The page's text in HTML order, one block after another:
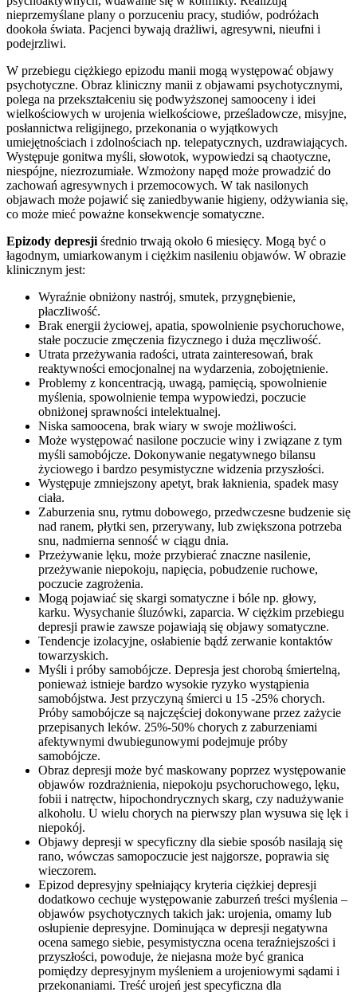
nieprzemyślane plany o porzuceniu pracy, studiów, podróżach
dookoła świata. Pacjenci bywają drażliwi, agresywni, nieufni i
podejrzliwi.
W przebiegu ciężkiego epizodu manii mogą występować objawy
psychotyczne. Obraz kliniczny manii z objawami psychotycznymi,
polega na przekształceniu się podwyższonej samooceny i idei
wielkościowych w urojenia wielkościowe, prześladowcze, misyjne,
posłannictwa religijnego, przekonania o wyjątkowych
umiejętnościach i zdolnościach np. telepatycznych, uzdrawiających.
Występuje gonitwa myśli, słowotok, wypowiedzi są chaotyczne,
niespójne, niezrozumiałe. Wzmożony napęd może prowadzić do
zachowań agresywnych i przemocowych. W tak nasilonych
objawach może pojawić się zaniedbywanie higieny, odżywiania się,
co może mieć poważne konsekwencje somatyczne.
Epizody depresji średnio trwają około 6 miesięcy. Mogą być o
łagodnym, umiarkowanym i ciężkim nasileniu objawów. W obrazie
klinicznym jest:
Wyraźnie obniżony nastrój, smutek, przygnębienie,
płaczliwość.
Brak energii życiowej, apatia, spowolnienie psychoruchowe,
stałe poczucie zmęczenia fizycznego i duża męczliwość.
Utrata przeżywania radości, utrata zainteresowań, brak
reaktywności emocjonalnej na wydarzenia, zobojętnienie.
Problemy z koncentracją, uwagą, pamięcią, spowolnienie
myślenia, spowolnienie tempa wypowiedzi, poczucie
obniżonej sprawności intelektualnej.
Niska samoocena, brak wiary w swoje możliwości.
Może występować nasilone poczucie winy i związane z tym
myśli samobójcze. Dokonywanie negatywnego bilansu
życiowego i bardzo pesymistyczne widzenia przyszłości.
Występuje zmniejszony apetyt, brak łaknienia, spadek masy
ciała.
Zaburzenia snu, rytmu dobowego, przedwczesne budzenie się
nad ranem, płytki sen, przerywany, lub zwiększona potrzeba
snu, nadmierna senność w ciągu dnia.
Przeżywanie lęku, może przybierać znaczne nasilenie,
przeżywanie niepokoju, napięcia, pobudzenie ruchowe,
poczucie zagrożenia.
Mogą pojawiać się skargi somatyczne i bóle np. głowy,
karku. Wysychanie śluzówki, zaparcia. W ciężkim przebiegu
depresji prawie zawsze pojawiają się objawy somatyczne.
Tendencje izolacyjne, osłabienie bądź zerwanie kontaktów
towarzyskich.
Myśli i próby samobójcze. Depresja jest chorobą śmiertelną,
ponieważ istnieje bardzo wysokie ryzyko wystąpienia
samobójstwa. Jest przyczyną śmierci u 15 -25% chorych.
Próby samobójcze są najczęściej dokonywane przez zażycie
przepisanych leków. 25%-50% chorych z zaburzeniami
afektywnymi dwubiegunowymi podejmuje próby
samobójcze.
Obraz depresji może być maskowany poprzez występowanie
objawów rozdrażnienia, niepokoju psychoruchowego, lęku,
fobii i natręctw, hipochondrycznych skarg, czy nadużywanie
alkoholu. U wielu chorych na pierwszy plan wysuwa się lęk i
niepokój.
Objawy depresji w specyficzny dla siebie sposób nasilają się
rano, wówczas samopoczucie jest najgorsze, poprawia się
wieczorem.
Epizod depresyjny spełniający kryteria ciężkiej depresji
dodatkowo cechuje występowanie zaburzeń treści myślenia –
objawów psychotycznych takich jak: urojenia, omamy lub
osłupienie depresyjne. Dominująca w depresji negatywna
ocena samego siebie, pesymistyczna ocena teraźniejszości i
przyszłości, powoduje, że niejasna może być granica
pomiędzy depresyjnym myśleniem a urojeniowymi sądami i
przekonaniami. Treść urojeń jest specyficzna dla